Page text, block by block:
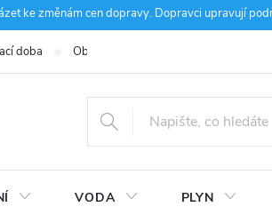
ke změnám cen dopravy. Dopravci upravují
doba Obchodní podmínky
VODA PLYN